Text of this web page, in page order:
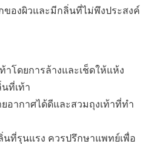
ของผิวและมีกลิ่นที่ไม่พึงประสงค์
าโดยการล้างและเช็ดให้แห้ง
ที่เท้า
อากาศได้ดีและสวมถุงเท้าที่ทำ
ที่รุนแรง ควรปรึกษาแพทย์เพื่อ